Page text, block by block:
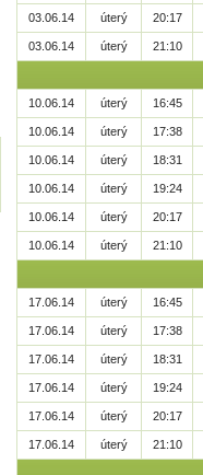
03.06.14 úterý 20:17
03.06.14 úterý 21:10
10.06.14 úterý 16:45
10.06.14 úterý 17:38
10.06.14 úterý 18:31
10.06.14 úterý 19:24
10.06.14 úterý 20:17
10.06.14 úterý 21:10
17.06.14 úterý 16:45
17.06.14 úterý 17:38
17.06.14 úterý 18:31
17.06.14 úterý 19:24
17.06.14 úterý 20:17
17.06.14 úterý 21:10